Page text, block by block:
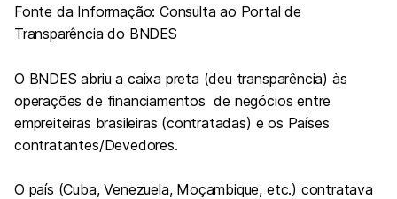
Fonte da Informação: Consulta ao Portal de
Transparência do BNDES
O BNDES abriu a caixa preta (deu transparência) às
operações de financiamentos de negócios entre
empreiteiras brasileiras (contratadas) e os Países
contratantes/Devedores.
O país (Cuba, Venezuela, Moçambique, etc.) contratava